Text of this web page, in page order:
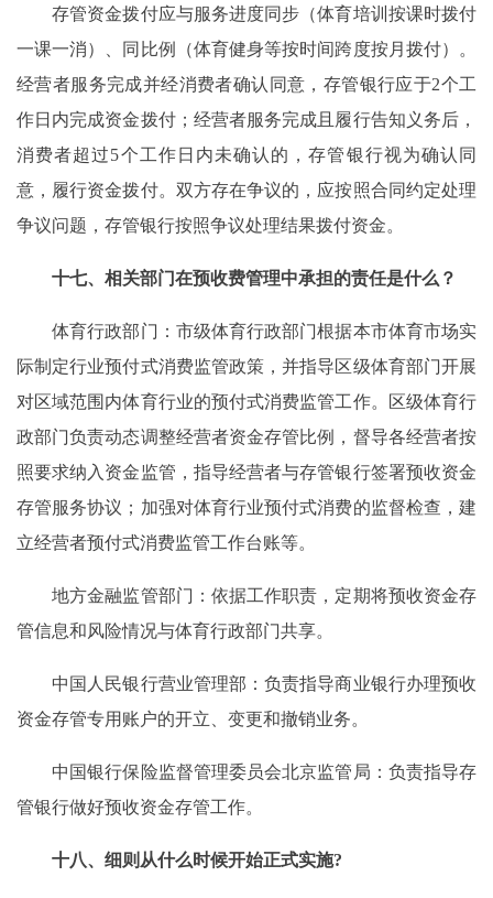
存管资金拨付应与服务进度同步（体育培训按课时拨付
一课一消）、同比例（体育健身等按时间跨度按月拨付）。
经营者服务完成并经消费者确认同意，存管银行应于2个工
作日内完成资金拨付；经营者服务完成且履行告知义务后，
消费者超过5个工作日内未确认的，存管银行视为确认同
意，履行资金拨付。双方存在争议的，应按照合同约定处理
争议问题，存管银行按照争议处理结果拨付资金。
十七、相关部门在预收费管理中承担的责任是什么？
体育行政部门：市级体育行政部门根据本市体育市场实
际制定行业预付式消费监管政策，并指导区级体育部门开展
对区域范围内体育行业的预付式消费监管工作。区级体育行
政部门负责动态调整经营者资金存管比例，督导各经营者按
照要求纳入资金监管，指导经营者与存管银行签署预收资金
存管服务协议；加强对体育行业预付式消费的监督检查，建
立经营者预付式消费监管工作台账等。
地方金融监管部门：依据工作职责，定期将预收资金存
管信息和风险情况与体育行政部门共享。
中国人民银行营业管理部：负责指导商业银行办理预收
资金存管专用账户的开立、变更和撤销业务。
中国银行保险监督管理委员会北京监管局：负责指导存
管银行做好预收资金存管工作。
十八、细则从什么时候开始正式实施?